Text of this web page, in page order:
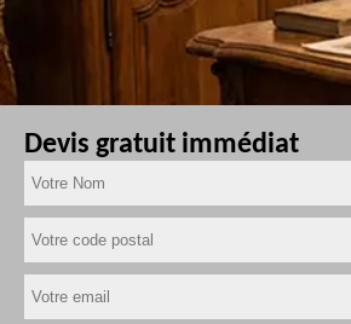
Devis gratuit immédiat